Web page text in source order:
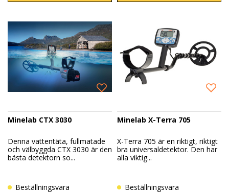
Minelab CTX 3030
Denna vattentäta, fullmatade
och välbyggda CTX 3030 är den
bästa detektorn so...
Beställningsvara
Minelab X-Terra 705
X-Terra 705 är en riktigt, riktigt
bra universaldetektor. Den har
alla viktig...
Beställningsvara